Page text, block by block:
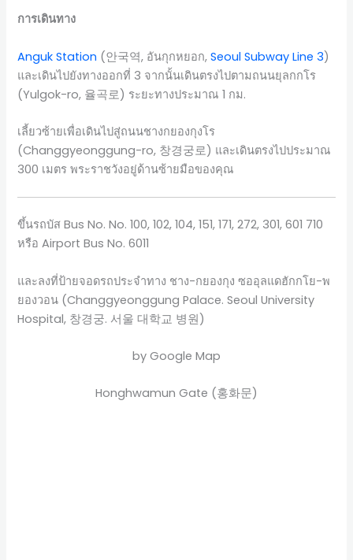
การเดินทาง
Anguk Station (안국역, อันกุกหยอก,Seoul Subway Line 3)
และเดินไปยังทางออกที่ 3 จากนั้นเดินตรงไปตามถนนยุลกกโร
(Yulgok-ro, 율곡로) ระยะทางประมาณ 1 กม.
เลี้ยวซ้ายเพื่อเดินไปสู่ถนนชางกยองกุงโร
(Changgyeonggung-ro, 창경궁로) และเดินตรงไปประมาณ
300 เมตร พระราชวังอยู่ด้านซ้ายมือของคุณ
ขึ้นรถบัส Bus No. No. 100, 102, 104, 151, 171, 272, 301, 601 710
หรือ Airport Bus No. 6011
และลงที่ป้ายจอดรถประจำทาง ชาง-กยองกุง ซออุลแดฮักกโย-พ
ยองวอน (Changgyeonggung Palace. Seoul University
Hospital, 창경궁. 서울 대학교 병원)
by Google Map
Honghwamun Gate (홍화문)